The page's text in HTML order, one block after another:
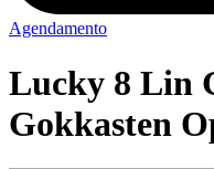
Agendamento
Lucky 8 Lin
Gokkasten